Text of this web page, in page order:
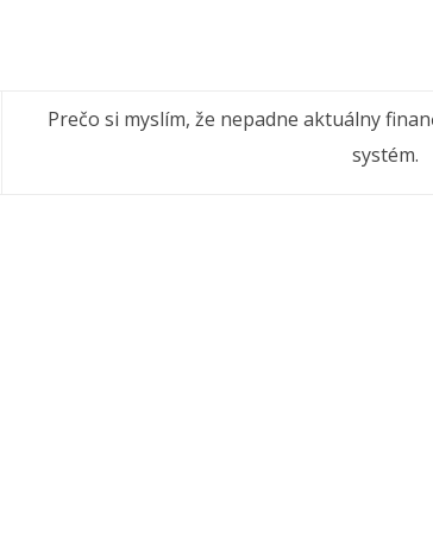
Prečo si myslím, že nepadne aktuálny
systém.